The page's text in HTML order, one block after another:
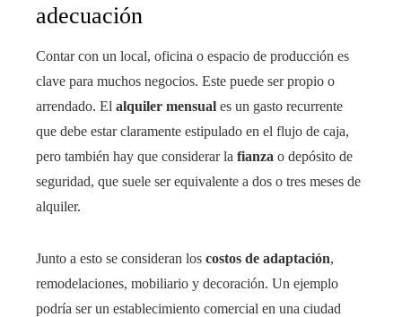
adecuación
Contar con un local, oficina o espacio de producción es
clave para muchos negocios. Este puede ser propio o
arrendado. El alquiler mensual es un gasto recurrente
que debe estar claramente estipulado en el flujo de caja,
pero también hay que considerar la fianza o depósito de
seguridad, que suele ser equivalente a dos o tres meses de
alquiler.
Junto a esto se consideran los costos de adaptación,
remodelaciones, mobiliario y decoración. Un ejemplo
podría ser un establecimiento comercial en una ciudad